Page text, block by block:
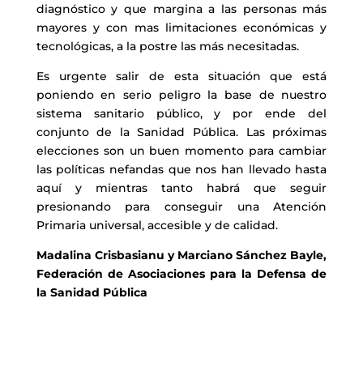
diagnóstico y que margina a las personas más
mayores y con mas limitaciones económicas y
tecnológicas, a la postre las más necesitadas.
Es urgente salir de esta situación que está
poniendo en serio peligro la base de nuestro
sistema sanitario público, y por ende del
conjunto de la Sanidad Pública. Las próximas
elecciones son un buen momento para cambiar
las políticas nefandas que nos han llevado hasta
aquí y mientras tanto habrá que seguir
presionando para conseguir una Atención
Primaria universal, accesible y de calidad.
Madalina Crisbasianu y Marciano Sánchez Bayle,
Federación de Asociaciones para la Defensa de
la Sanidad Pública